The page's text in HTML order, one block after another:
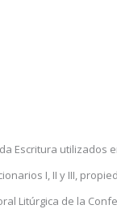
Escritura utilizados
I, II y III,
Litúrgica de la